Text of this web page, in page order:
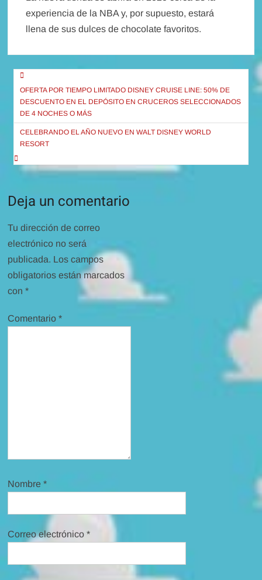
experiencia de la NBA y, por supuesto, estará
llena de sus dulces de chocolate favoritos.
Navegación
de
entradas
OFERTA POR TIEMPO LIMITADO DISNEY CRUISE LINE: 50% DE
DESCUENTO EN EL DEPÓSITO EN CRUCEROS SELECCIONADOS
DE 4 NOCHES O MÁS
CELEBRANDO EL AÑO NUEVO EN WALT DISNEY WORLD
RESORT
Deja un comentario
Tu dirección de correo
electrónico no será
publicada. Los campos
obligatorios están marcados
con*
Comentario*
Nombre*
Correo electrónico*